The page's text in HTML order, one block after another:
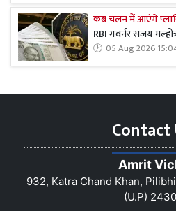
कब चलन में आएंगे
RBI गवर्नर संजय
05 Aug 2026
Contact
Amrit
932, Katra Chand Khan,
(U.P)